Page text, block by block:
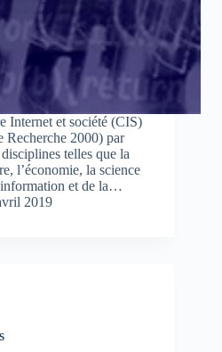
Internet et société (CIS)
2000) par
telles que la
l’économie, la science
et de la…
2019